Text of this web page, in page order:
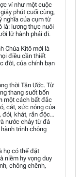
ví như một cuộc
phút cuối cùng,
nghĩa của cụm từ
là: lương thực nuôi
lữ hành phải đi.
Chúa Kitô mới là
điều cần thiết
đời, của chính bạn
thời Tân Ước. Từ
thang suốt bốn
một cách bất đắc
cát, sức nóng của
đói, khát, rắn độc…
nước chảy từ đá
trình chông
họ có thể đặt
niềm hy vọng duy
chông chênh,